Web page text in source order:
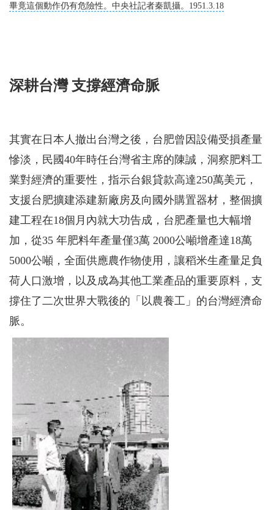
畢竟這個動作仍有危險性。中央社記者秦凱攝。1951.3.18
深耕台灣 支撐經濟命脈
其實在日本人撤出台灣之後，台肥曾因設備受損產量
慘淡，民國40年時任台灣省主席的陳誠，洞察肥料工
業對經濟的重要性，指示台銀貸款高達250萬美元，
支援台肥擴建添建新廠房及向國外購置器材，整個擴
建工程在18個月內就大功告成，台肥產量也大幅增
加，從35 年肥料年產量僅3萬 2000公噸增產達18萬
5000公噸，全面供應農作物使用，讓稻米生產量足負
荷人口激增，以及成為其他工業產品的重要原料，支
撐住了二次世界大戰後的「以農養工」的台灣經濟命
脈。